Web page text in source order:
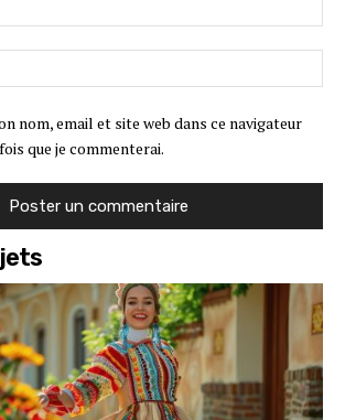
:*
:
nom, email et site web dans ce navigateur
que je commenterai.